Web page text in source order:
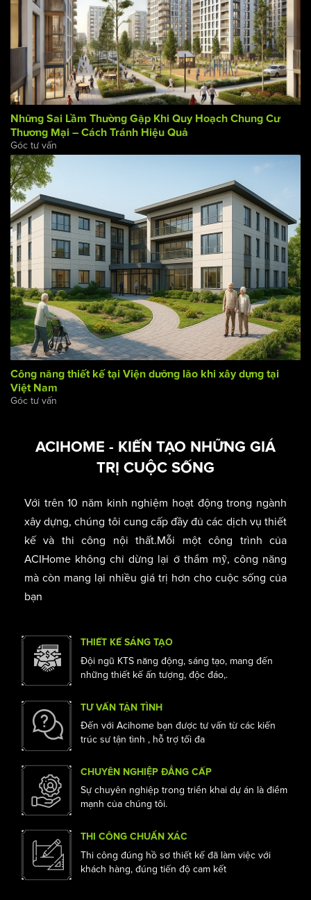
Những Sai Lầm Thường Gặp Khi Quy Hoạch Chung Cư
Thương Mại – Cách Tránh Hiệu Quả
Góc tư vấn
Việt Nam
Góc tư vấn
ACIHOME - KIẾN TẠO NHỮNG GIÁ
TRỊ CUỘC SỐNG
Với trên 10 năm kinh nghiệm hoạt động trong ngành
xây dựng, chúng tôi cung cấp đầy đủ các dịch vụ thiết
kế và thi công nội thất.Mỗi một công trình của
bạn
Đội ngũ KTS năng động, sáng tạo, mang đến
những thiết kế ấn tượng, độc đáo,.
Đến với Acihome bạn được tư vấn từ các kiến
trúc sư tận tình , hỗ trợ tối đa
Sự chuyên nghiệp trong triển khai dự án là điểm
mạnh của chúng tôi.